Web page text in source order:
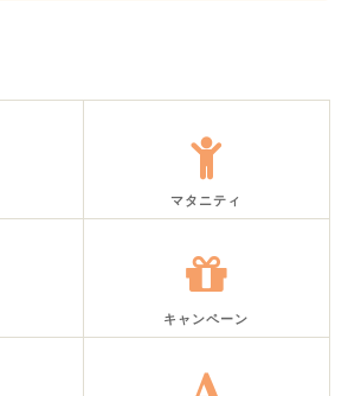
マタニティ
キャンペーン